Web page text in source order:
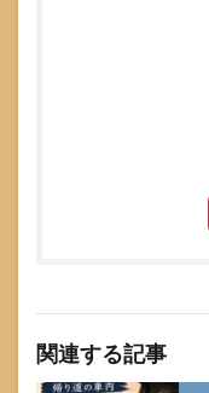
関連する記事